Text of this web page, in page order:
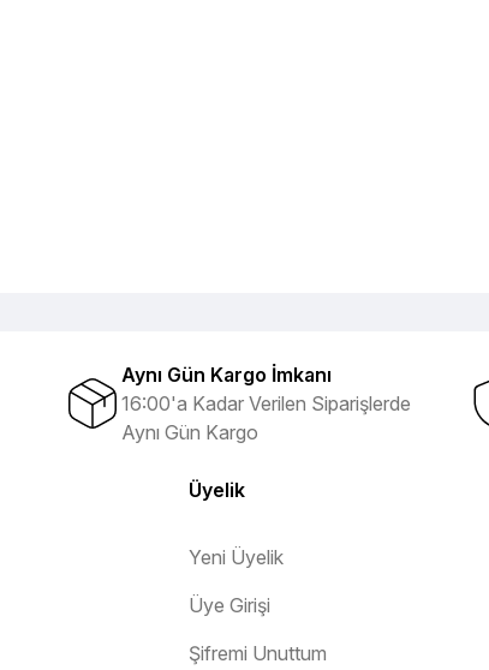
Aynı Gün Kargo İmkanı
16:00'a Kadar Verilen Siparişlerde
Aynı Gün Kargo
Üyelik
Yeni Üyelik
Üye Girişi
Şifremi Unuttum